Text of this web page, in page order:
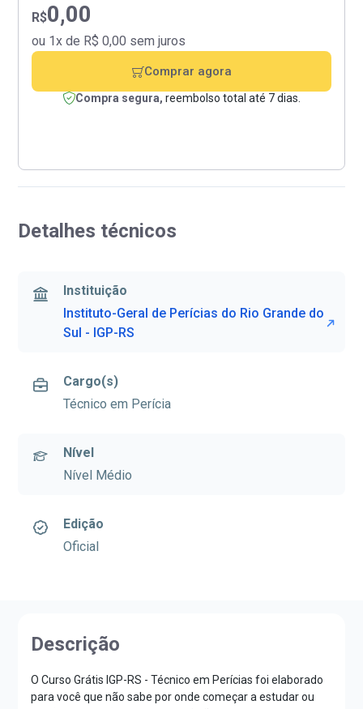
Detalhes técnicos
Instituição
Instituto-Geral de Perícias do Rio Grande do
Sul - IGP-RS
Cargo(s)
Técnico em Perícia
Nível
Nível Médio
Edição
Oficial
R$0,00
ou 1x de R$ 0,00 sem juros
Comprar agora
Compra segura, reembolso total até 7 dias.
Descrição
O Curso Grátis IGP-RS - Técnico em Perícias foi elaborado
para você que não sabe por onde começar a estudar ou